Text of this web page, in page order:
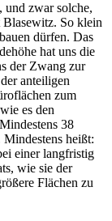
und zwar solche,
So klein
dürfen. Das
hat uns die
der Zwang zur
anteiligen
zum
es den
38
heißt:
einer langfristig
wie sie der
Flächen zu